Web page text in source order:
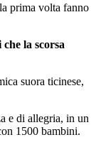
prima volta fanno
la scorsa
suora ticinese,
e di allegria, in un
1500 bambini.